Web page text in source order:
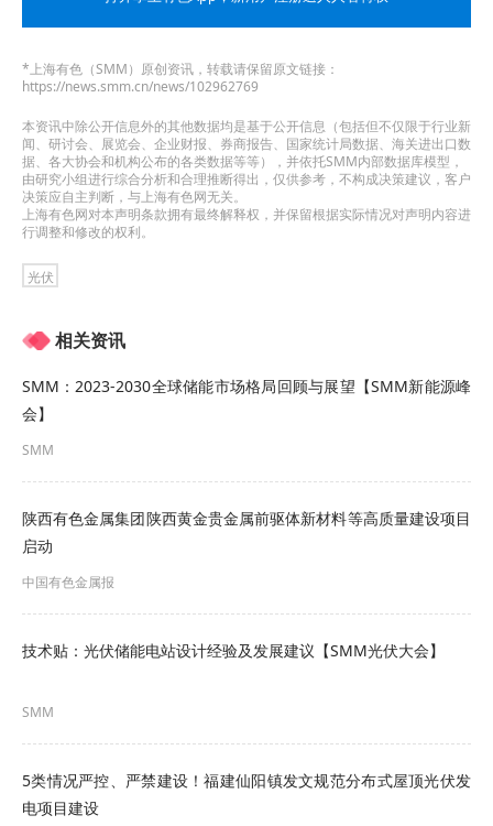
新技术的发展： 新的电池技术路线光伏组件不断涌
现；
标定难度增大： 新技术的应用使得光伏组件的功率
标定更加复杂和困难。
商业目的导致“劣币驱除良币”现象
组件功率标定现状：
虚标原因：
意虚标功率；
影响：
平竞争；
解决措施：
系， 保证多方权益。
传递，变量管控，为企业和开发商推出了组件功率
控制认证。
检测&审核流程
*上海有色（SMM）原创资讯，转载请保留原文链接：
https://news.smm.cn/news/102962769
本资讯中除公开信息外的其他数据均是基于公开信息（包括但不仅限于行业新
闻、研讨会、展览会、企业财报、券商报告、国家统计局数据、海关进出口数
据、各大协会和机构公布的各类数据等等），并依托SMM内部数据库模型，
由研究小组进行综合分析和合理推断得出，仅供参考，不构成决策建议，客户
决策应自主判断，与上海有色网无关。
上海有色网对本声明条款拥有最终解释权，并保留根据实际情况对声明内容进
行调整和修改的权利。
光伏
相关资讯
SMM：2023-2030全球储能市场格局回顾与展望【SMM新能源峰
会】
SMM
陕西有色金属集团陕西黄金贵金属前驱体新材料等高质量建设项目
启动
中国有色金属报
技术贴：光伏储能电站设计经验及发展建议【SMM光伏大会】
SMM
5类情况严控、严禁建设！福建仙阳镇发文规范分布式屋顶光伏发
电项目建设